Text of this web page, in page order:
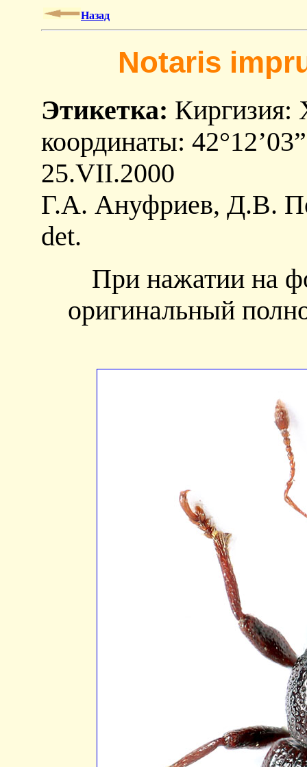
Назад
Notaris
Этикетка: Киргизия:
координаты:
25.VII.2000
Г.А. Ануфриев, Д.В.
det.
При нажатии на
оригинальный